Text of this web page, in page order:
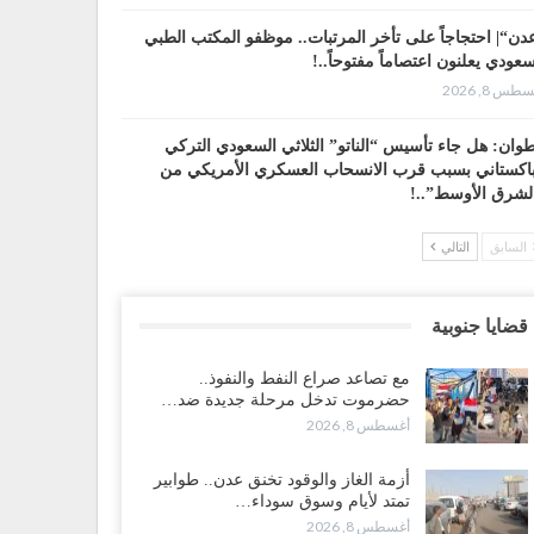
احتجاجاً على تأخر المرتبات.. موظفو المكتب الطبي
يعلنون اعتصاماً مفتوحاً..!
8, 2026
هل جاء تأسيس “الناتو” الثلاثي السعودي التركي
بسبب قرب الانسحاب العسكري الأمريكي من
الأوسط”..!
8, 2026
تحاول احتواء بن بريك بعد تهديده بالمواجهة.. هل
معركة إسكات الصوت الحضرمي..!
8, 2026
الجنيدي يحذر من خطورة المخططات السعودية على
الجنوب..!
السابق التالي
قضايا جنوبية
مع تصاعد صراع النفط والنفوذ..
حضرموت تدخل مرحلة جديدة ضد…
أغسطس 8, 2026
أزمة الغاز والوقود تخنق عدن.. طوابير
تمتد لأيام وسوق سوداء…
أغسطس 8, 2026